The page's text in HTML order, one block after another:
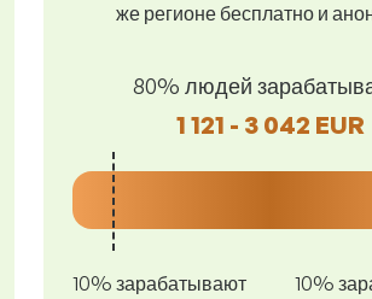
же регионе бесплатно и
80% людей
1 121 - 3 042 EUR
10% зарабатывают
10%